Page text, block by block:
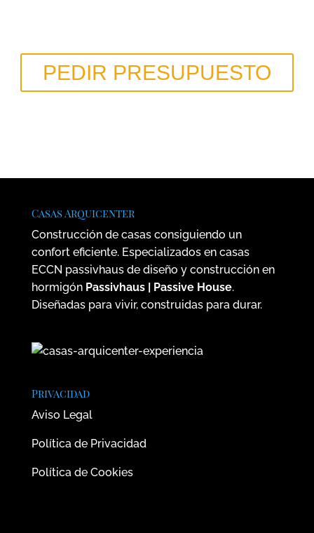
PEDIR PRESUPUESTO
Casas Arquicenter
Construcción de casas consiguiendo un
confort eficiente. Especializados en casas
ECCN passivhaus de diseño y construcción en
hormigón Passivhaus | Passive House.
Diseñadas para vivir, construidas para durar.
Privacidad
Aviso Legal
Política de Privacidad
Política de Cookies